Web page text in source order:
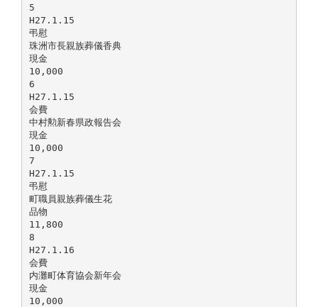
5
H27.1.15
弔慰
珠洲市長親族葬儀香典
現金
10,000
6
H27.1.15
会費
中村勲新春県政報告会
現金
10,000
7
H27.1.15
弔慰
町職員親族葬儀生花
品物
11,800
8
H27.1.16
会費
内灘町体育協会新年会
現金
10,000